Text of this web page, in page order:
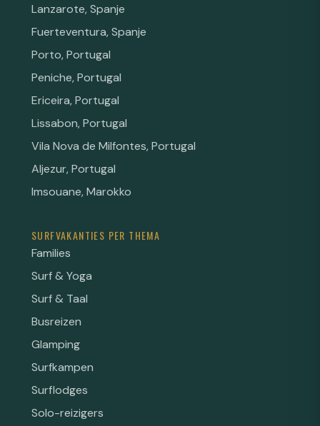
Lanzarote, Spanje
Fuerteventura, Spanje
Porto, Portugal
Peniche, Portugal
Ericeira, Portugal
Lissabon, Portugal
Vila Nova de Milfontes, Portugal
Aljezur, Portugal
Imsouane, Marokko
SURFVAKANTIES PER THEMA
Families
Surf & Yoga
Surf & Taal
Busreizen
Glamping
Surfkampen
Surflodges
Solo-reizigers